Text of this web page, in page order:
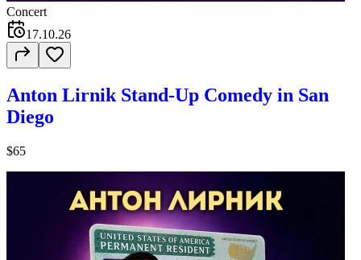
Concert
17.10.26
Anton Lirnik Stand-Up Comedy in San
Diego
$65